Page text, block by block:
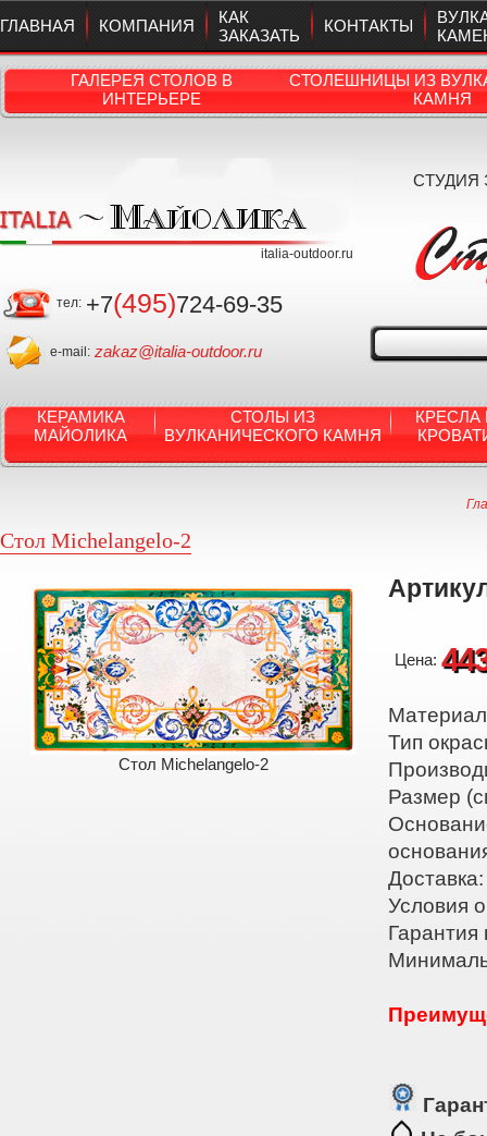
ГЛАВНАЯ КОМПАНИЯ
КАК
ЗАКАЗАТЬ
КОНТАКТЫ
ГАЛЕРЕЯ СТОЛОВ В
ИНТЕРЬЕРЕ
СТОЛЕШНИЦЫ ИЗ
КАМНЯ
italia-outdoor.ru
тел: +7(495)724-69-35
e-mail: zakaz@italia-outdoor.ru
СТУДИЯ
КЕРАМИКА
МАЙОЛИКА
СТОЛЫ ИЗ
ВУЛКАНИЧЕСКОГО КАМНЯ
КРЕСЛА
Стол Michelangelo-2
Стол Michelangelo-2
Цена:
Тип
Размер
Условия
Гарантия